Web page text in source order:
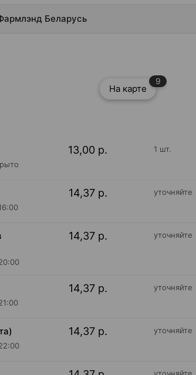
Беларусь
На карте
9
13,00 р. 1 шт.
14,37 р. уточняйте
14,37 р. уточняйте
14,37 р. уточняйте
14,37 р. уточняйте